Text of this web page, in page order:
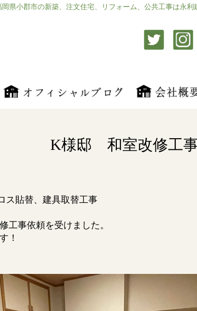
岡県小郡市の新築、注文住宅、リフォーム、公共工事は永
K様邸 和室改修工
貼替、建具取替工事
工事依頼を受けました。
！